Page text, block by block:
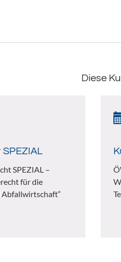
Diese
SPEZIAL –
für die
Abfallwirtschaft“